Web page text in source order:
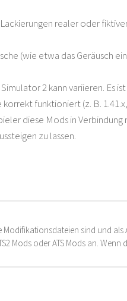
realer oder
(wie etwa das Geräusch
2 kann variieren. Es
funktioniert (z. B. 1.41.x,
diese Mods in Verbindung
zu lassen.
sind und als
Mods oder ATS Mods an. Wenn